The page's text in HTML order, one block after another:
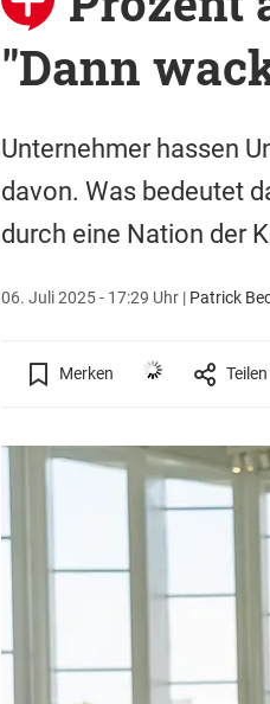
"Dann
Unternehmer hassen
davon. Was bedeutet
durch eine Nation der
06. Juli 2025 - 17:29 Uhr | Patrick
Merken Teilen